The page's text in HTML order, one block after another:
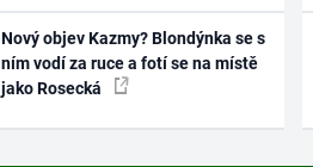
Nový objev Kazmy? Blondýnka se s
ním vodí za ruce a fotí se na místě
jako Rosecká